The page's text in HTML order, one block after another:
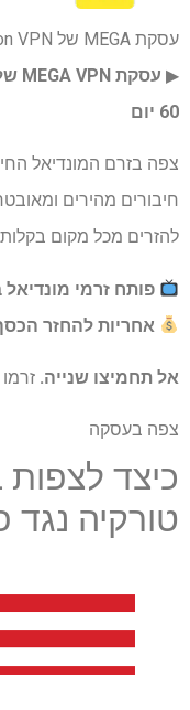
עסקת MEGA של Norton VPN
▶︎
60 יום
צפה בזרם המונדיאל
חיבורים מהירים
להזרים מכל מקום
פותח זרמי מונדיאל
אחריות להחזר הכסף
אל תחמיצו שנייה.
צפה בעסקה
כיצד לצפות
טורקיה נגד